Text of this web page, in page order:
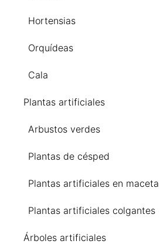
Hortensias
Orquídeas
Cala
Plantas artificiales
Arbustos verdes
Plantas de césped
Plantas artificiales en maceta
Plantas artificiales colgantes
Árboles artificiales